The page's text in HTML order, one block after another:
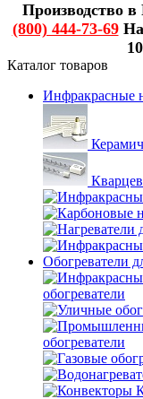
Производство
(800) 444-73-69На
Каталог товаров
Инфракрасные
Обогреватели
обогреватели
обогреватели